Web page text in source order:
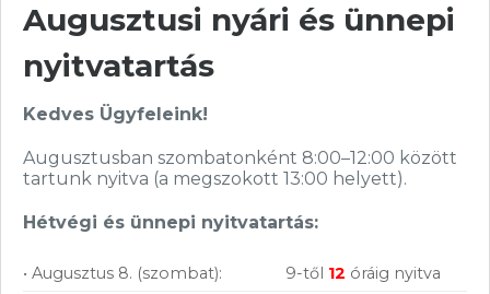
FELIRATKOZOM
Nagy raktárkészlet
Augusztusi nyári és ünnepi
nyitvatartás
Kedves Ügyfeleink!
Augusztusban szombatonként 8:00–12:00 között
tartunk nyitva (a megszokott 13:00 helyett).
Hétvégi és ünnepi nyitvatartás:
• Augusztus 8. (szombat): 9-től 12 óráig nyitva